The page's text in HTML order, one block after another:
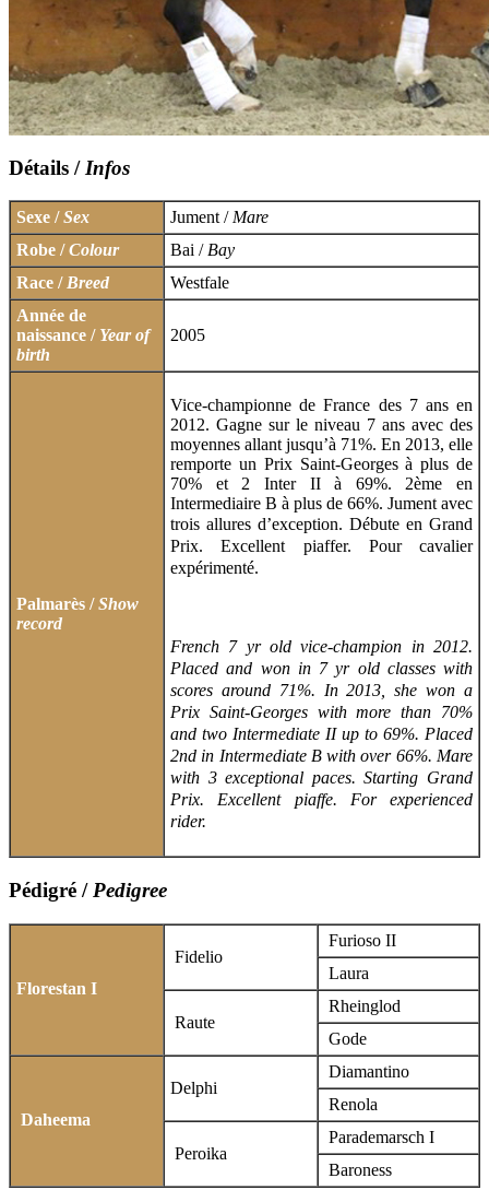
Détails / Infos
Sexe /Sex Jument / Mare
Robe /Colour Bai / Bay
Race / Breed
Westfale
Année de
naissance / Year of
birth
2005
Palmarès /Show
record
Vice-championne de France des 7 ans en
2012. Gagne sur le niveau 7 ans avec des
moyennes allant jusqu’à 71%. En 2013, elle
remporte un Prix Saint-Georges à plus de
70% et 2 Inter II à 69%. 2ème en
Intermediaire B à plus de 66%. Jument avec
trois allures d’exception. Débute en Grand
Prix. Excellent piaffer. Pour cavalier
expérimenté.
French 7 yr old vice-champion in 2012.
Placed and won in 7 yr old classes with
scores around 71%. In 2013, she won a
Prix Saint-Georges with more than 70%
and two Intermediate II up to 69%. Placed
2nd in Intermediate B with over 66%. Mare
with 3 exceptional paces. Starting Grand
Prix. Excellent piaffe. For experienced
rider.
Pédigré /Pedigree
Florestan I
Fidelio
Furioso II
Laura
Raute
Rheinglod
Gode
Daheema
Delphi
Diamantino
Renola
Peroika
Parademarsch I
Baroness